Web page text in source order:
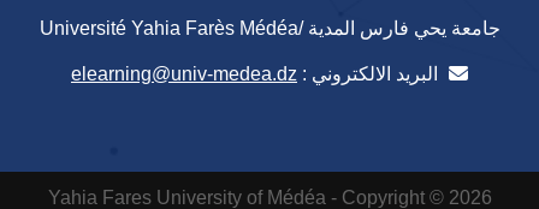
جامعة يحي فارس المدية /Université Yahia Farès Médéa
البريد الالكتروني : elearning@univ-medea.dz
Yahia Fares University of Médéa - Copyright © 2026